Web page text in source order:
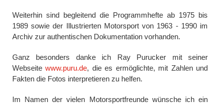
Weiterhin sind begleitend die Programmhefte ab 1975 bis
1989 sowie der Illustrierten Motorsport von 1963 - 1990 im
Archiv zur authentischen Dokumentation vorhanden.
Ganz besonders danke ich Ray Purucker mit seiner
Webseitewww.puru.de, die es ermöglichte, mit Zahlen und
Fakten die Fotos interpretieren zu helfen.
Im Namen der vielen Motorsportfreunde wünsche ich ein